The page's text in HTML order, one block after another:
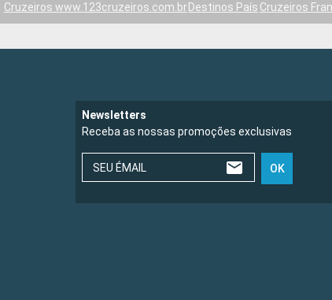
Cruzeiros www.123cruzeiros.com.br Destinos País Cruzeiros
Newsletters
Receba as nossas promoções exclusivas
SEU ÉMAIL OK